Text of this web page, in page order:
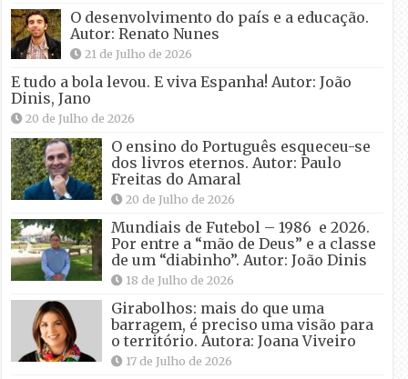
O desenvolvimento do país e a educação.
Autor: Renato Nunes
21 de Julho de 2026
E tudo a bola levou. E viva Espanha! Autor: João
Dinis, Jano
20 de Julho de 2026
O ensino do Português esqueceu-se
dos livros eternos. Autor: Paulo
Freitas do Amaral
20 de Julho de 2026
Mundiais de Futebol – 1986 e 2026.
Por entre a “mão de Deus” e a classe
de um “diabinho”. Autor: João Dinis
18 de Julho de 2026
Girabolhos: mais do que uma
barragem, é preciso uma visão para
o território. Autora: Joana Viveiro
17 de Julho de 2026